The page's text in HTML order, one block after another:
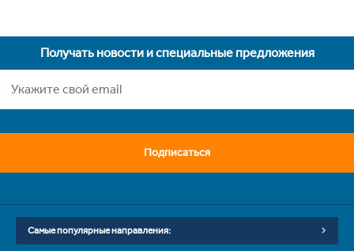
Получать новости и специальные предложения
Подписаться
Самые популярные направления: